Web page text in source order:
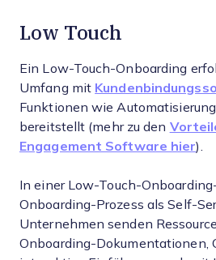
Low Touch
Ein Low-Touch-Onboarding
Umfang mit
Funktionen wie Automatisierung
bereitstellt (mehr zu den
Engagement Software hier).
In einer Low-Touch-
Onboarding-Prozess als Self-
Unternehmen senden
Onboarding-Dokumentationen,